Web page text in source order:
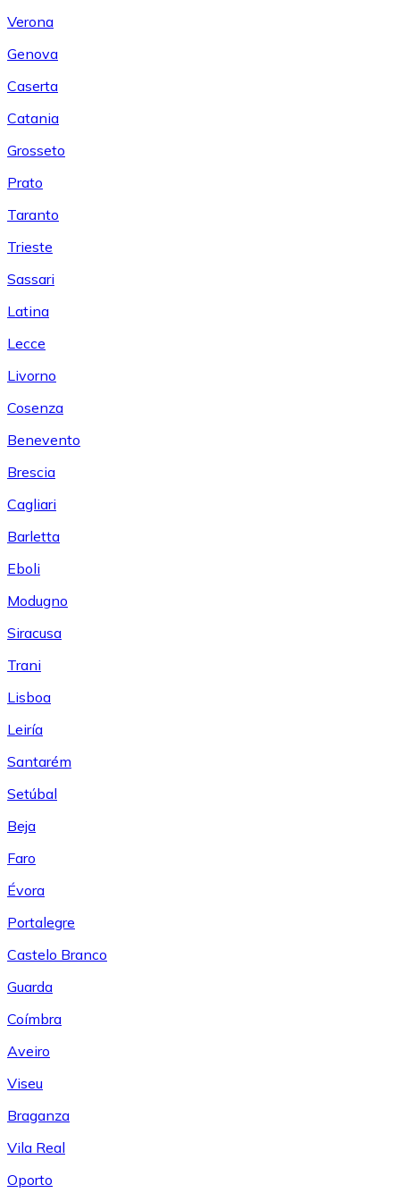
Verona
Genova
Caserta
Catania
Grosseto
Prato
Taranto
Trieste
Sassari
Latina
Lecce
Livorno
Cosenza
Benevento
Brescia
Cagliari
Barletta
Eboli
Modugno
Siracusa
Trani
Lisboa
Leiría
Santarém
Setúbal
Beja
Faro
Évora
Portalegre
Castelo Branco
Guarda
Coímbra
Aveiro
Viseu
Braganza
Vila Real
Oporto